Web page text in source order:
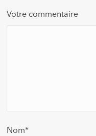
Votre commentaire
Nom*